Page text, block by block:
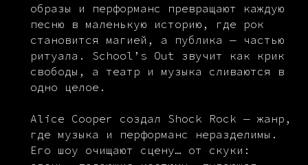
образы и перформанс превращают каждую
песню в маленькую историю, где рок
становится магией, а публика — частью
ритуала. School’s Out звучит как крик
свободы, а театр и музыка сливаются в
одно целое.
Alice Cooper создал Shock Rock — жанр,
где музыка и перформанс неразделимы.
Его шоу очищают сцену… от скуки: